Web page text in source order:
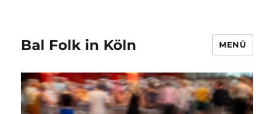
Bal Folk in Köln MENÜ